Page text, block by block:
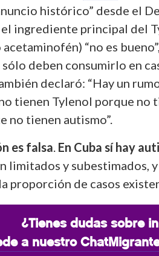
histórico” desde el
ingrediente principal del
acetaminofén) “no es
sólo deben consumirlo en
declaró: “Hay un
tienen Tylenol porque no
no tienen autismo”.
es falsa En Cuba sí hay
limitados y subestimados,
proporción de casos
¿Tienes dudas sobre
a nuestro